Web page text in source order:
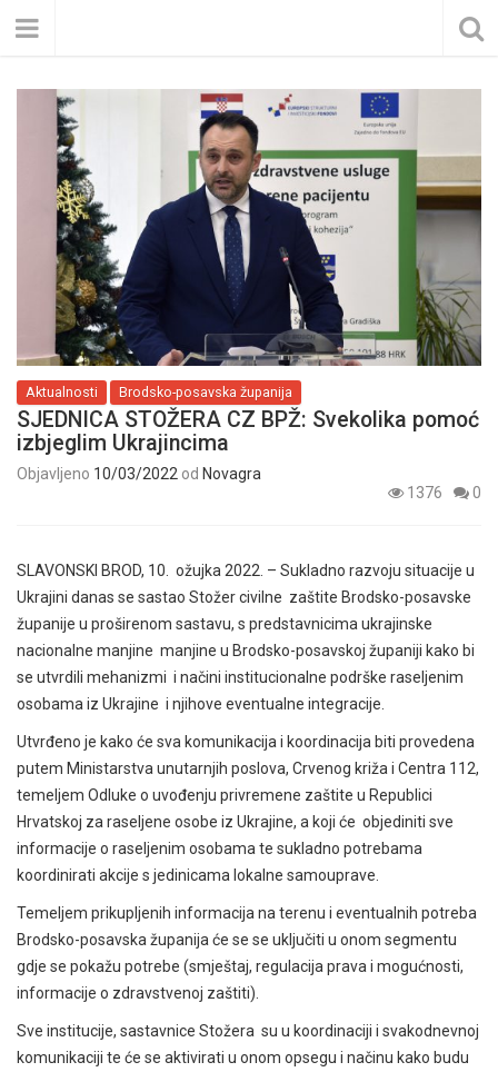
Aktualnosti Brodsko-posavska županija
SJEDNICA STOŽERA CZ BPŽ: Svekolika pomoć
izbjeglim Ukrajincima
Objavljeno 10/03/2022 od Novagra
1376
0
SLAVONSKI BROD, 10. ožujka 2022. – Sukladno razvoju situacije u
Ukrajini danas se sastao Stožer civilne zaštite Brodsko-posavske
županije u proširenom sastavu, s predstavnicima ukrajinske
nacionalne manjine manjine u Brodsko-posavskoj županiji kako bi
se utvrdili mehanizmi i načini institucionalne podrške raseljenim
osobama iz Ukrajine i njihove eventualne integracije.
Utvrđeno je kako će sva komunikacija i koordinacija biti provedena
putem Ministarstva unutarnjih poslova, Crvenog križa i Centra 112,
temeljem Odluke o uvođenju privremene zaštite u Republici
Hrvatskoj za raseljene osobe iz Ukrajine, a koji će objediniti sve
informacije o raseljenim osobama te sukladno potrebama
koordinirati akcije s jedinicama lokalne samouprave.
Temeljem prikupljenih informacija na terenu i eventualnih potreba
Brodsko-posavska županija će se se uključiti u onom segmentu
gdje se pokažu potrebe (smještaj, regulacija prava i mogućnosti,
informacije o zdravstvenoj zaštiti).
Sve institucije, sastavnice Stožera su u koordinaciji i svakodnevnoj
komunikaciji te će se aktivirati u onom opsegu i načinu kako budu